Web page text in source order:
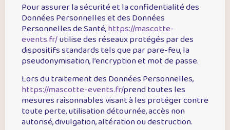
Pour assurer la sécurité et la confidentialité des
Données Personnelles et des Données
Personnelles de Santé,https://mascotte-
events.fr/utilise des réseaux protégés par des
dispositifs standards tels que par pare-feu, la
pseudonymisation, l’encryption et mot de passe.
Lors du traitement des Données Personnelles,
https://mascotte-events.fr/prend toutes les
mesures raisonnables visant à les protéger contre
toute perte, utilisation détournée, accès non
autorisé, divulgation, altération ou destruction.